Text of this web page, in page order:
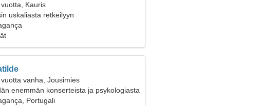
Kauris
uskaliasta retkeilyyn
vanha, Jousimies
enemmän konserteista ja psykologiasta
Portugali